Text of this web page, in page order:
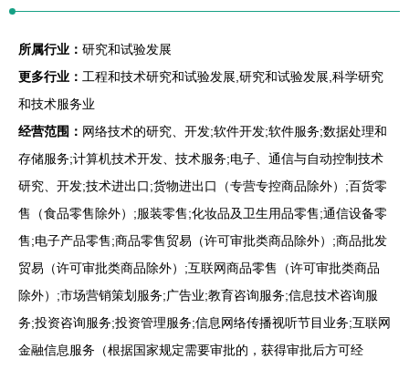
所属行业： 研究和试验发展
更多行业： 工程和技术研究和试验发展,研究和试验发展,科学研究
和技术服务业
经营范围： 网络技术的研究、开发;软件开发;软件服务;数据处理和
存储服务;计算机技术开发、技术服务;电子、通信与自动控制技术
研究、开发;技术进出口;货物进出口（专营专控商品除外）;百货零
售（食品零售除外）;服装零售;化妆品及卫生用品零售;通信设备零
售;电子产品零售;商品零售贸易（许可审批类商品除外）;商品批发
贸易（许可审批类商品除外）;互联网商品零售（许可审批类商品
除外）;市场营销策划服务;广告业;教育咨询服务;信息技术咨询服
务;投资咨询服务;投资管理服务;信息网络传播视听节目业务;互联网
金融信息服务（根据国家规定需要审批的，获得审批后方可经